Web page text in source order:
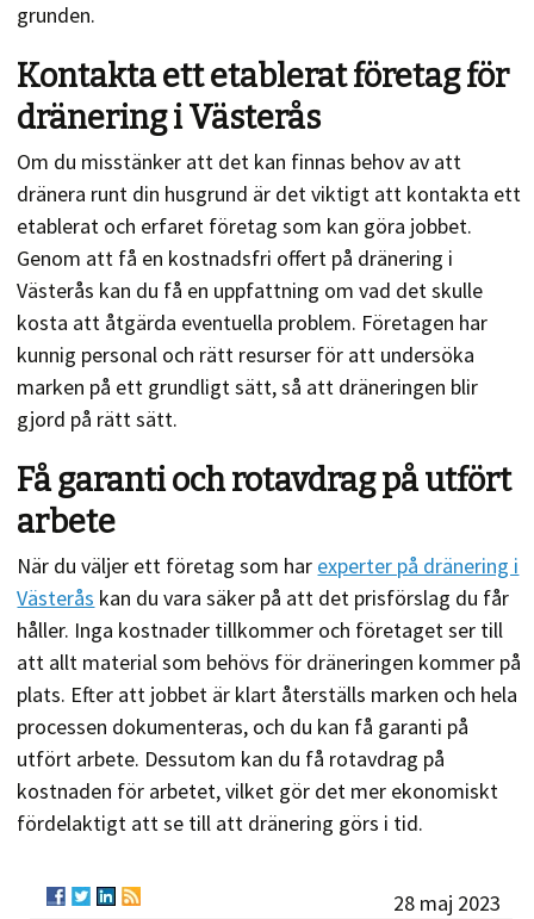
grunden.
Kontakta ett etablerat företag för
dränering i Västerås
Om du misstänker att det kan finnas behov av att
dränera runt din husgrund är det viktigt att kontakta ett
etablerat och erfaret företag som kan göra jobbet.
Genom att få en kostnadsfri offert på dränering i
Västerås kan du få en uppfattning om vad det skulle
kosta att åtgärda eventuella problem. Företagen har
kunnig personal och rätt resurser för att undersöka
marken på ett grundligt sätt, så att dräneringen blir
gjord på rätt sätt.
Få garanti och rotavdrag på utfört
arbete
När du väljer ett företag som har experter på dränering i
Västerås kan du vara säker på att det prisförslag du får
håller. Inga kostnader tillkommer och företaget ser till
att allt material som behövs för dräneringen kommer på
plats. Efter att jobbet är klart återställs marken och hela
processen dokumenteras, och du kan få garanti på
utfört arbete. Dessutom kan du få rotavdrag på
kostnaden för arbetet, vilket gör det mer ekonomiskt
fördelaktigt att se till att dränering görs i tid.
28 maj 2023